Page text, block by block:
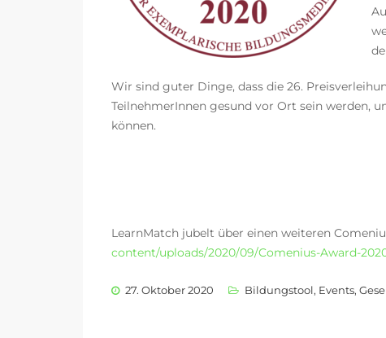
Wir sind guter Dinge, dass die 26.
TeilnehmerInnen gesund vor Ort sein werden,
können.
LearnMatch jubelt über einen weiteren
content/uploads/2020/09/Comenius-Award-
27. Oktober 2020 Bildungstool, Events,